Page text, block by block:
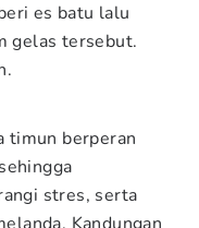
es batu lalu
gelas tersebut.
timun berperan
stres, serta